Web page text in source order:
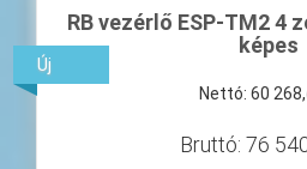
RB vezérlő ESP-TM2 4
képes
Nettó: 60 268,
Bruttó: 76
Új